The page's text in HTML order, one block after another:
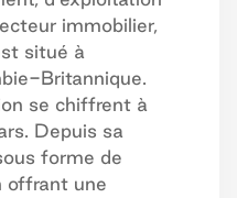
immobilier,
situé à
Britannique.
se chiffrent à
Depuis sa
forme de
offrant une